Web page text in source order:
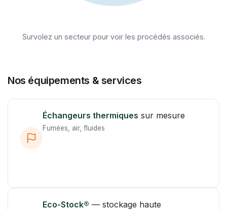
Survolez un secteur pour voir les procédés associés.
Nos équipements & services
Échangeurs thermiques sur mesure
Fumées, air, fluides
Eco-Stock® — stockage haute